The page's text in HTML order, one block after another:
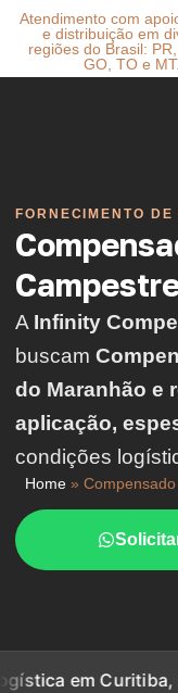
Atendimento com
e distribuição em
regiões do Brasil: PR,
GO, TO e MT.
FORNECIMENTO
A Infinity
buscam
do Maranhão e
aplicação,
condições
Home»
PR